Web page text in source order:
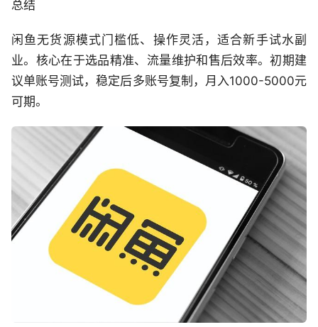
总结
闲鱼无货源模式门槛低、操作灵活，适合新手试水副
业。核心在于选品精准、流量维护和售后效率。初期建
议单账号测试，稳定后多账号复制，月入1000-5000元
可期。